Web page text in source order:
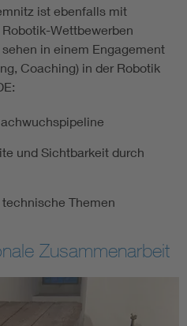
ist ebenfalls mit
Wettbewerben
in einem Engagement
Coaching) in der Robotik
und Sichtbarkeit durch
Themen
Zusammenarbeit